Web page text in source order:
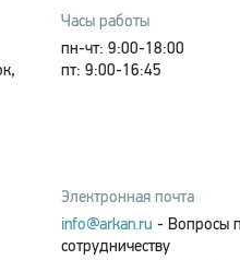
Часы работы
пн-чт: 9:00-18:00
пт: 9:00-16:45
Электронная почта
info@arkan.ru - Вопросы по
сотрудничеству